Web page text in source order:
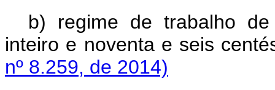
b) regime de trabalho
inteiro e noventa e seis
nº 8.259, de 2014)